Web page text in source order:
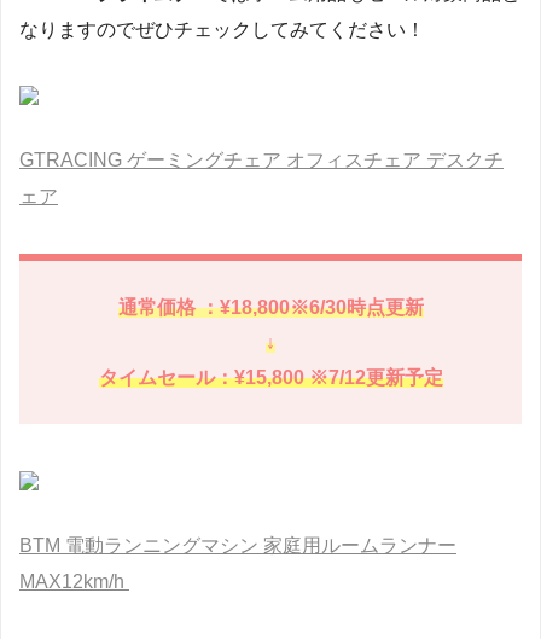
なりますのでぜひチェックしてみてください！
GTRACING ゲーミングチェア オフィスチェア デスクチ
ェア
通常価格 ：¥18,800※6/30時点更新
↓
タイムセール：¥15,800 ※7/12更新予定
BTM 電動ランニングマシン 家庭用ルームランナー
MAX12km/h